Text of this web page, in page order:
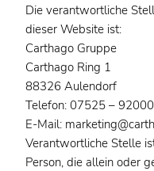
Die verantwortliche
dieser Website ist:
Carthago Gruppe
Carthago Ring 1
88326 Aulendorf
Telefon: 07525 – 92000
E-Mail:
Verantwortliche Stelle
Person, die allein oder